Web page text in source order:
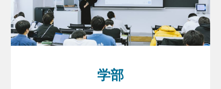
入学案内
教育・研究活動
学部